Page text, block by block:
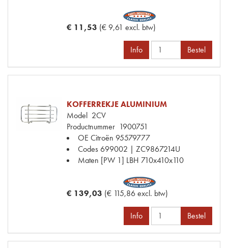
€ 11,53 (€ 9,61 excl. btw)
Info Bestel
KOFFERREKJE ALUMINIUM
Model 2CV
Productnummer 1900751
OE Citroën 95579777
Codes 699002 | ZC9867214U
Maten [PW 1] LBH 710x410x110
€ 139,03 (€ 115,86 excl. btw)
Info Bestel